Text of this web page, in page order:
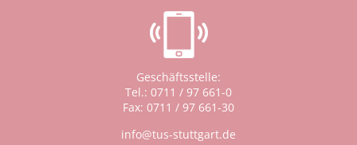
Geschäftsstelle:
Tel.: 0711 / 97 661-0
Fax: 0711 / 97 661-30
info@tus-stuttgart.de